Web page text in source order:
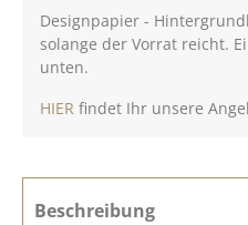
Designpapier -
solange der Vorrat reicht.
unten.
HIER findet Ihr unsere
Beschreibung